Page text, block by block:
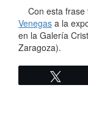
Con esta frase
Venegas a la
en la Galería
Zaragoza).